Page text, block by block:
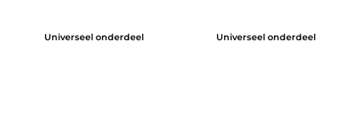
Universeel onderdeel Universeel onderdeel